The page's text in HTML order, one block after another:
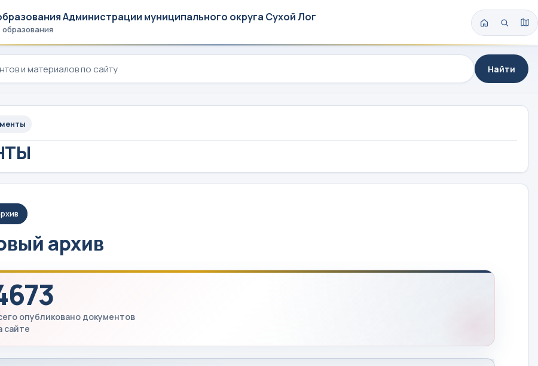
Администрации муниципального округа Сухой Лог
Найти
архив
опубликовано документов
сайте